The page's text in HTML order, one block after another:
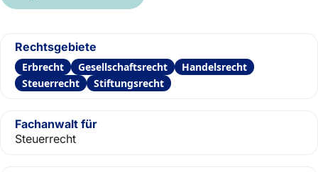
Rechtsgebiete
Erbrecht Gesellschaftsrecht
Handelsrecht
Steuerrecht
Stiftungsrecht
Fachanwalt für
Steuerrecht